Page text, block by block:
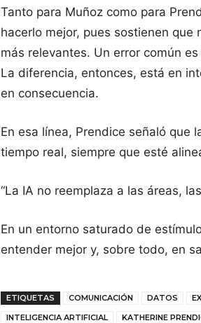
Tanto para Muñoz como para
hacerlo mejor, pues sostienen
más relevantes. Un error común
La diferencia, entonces, está en
en consecuencia.
En esa línea, Prendice señaló que
tiempo real, siempre que esté
“La IA no reemplaza a las áreas,
En un entorno saturado de
entender mejor y, sobre todo, en
ETIQUETAS COMUNICACIÓN DATOS
INTELIGENCIA ARTIFICIAL
KATHERINE